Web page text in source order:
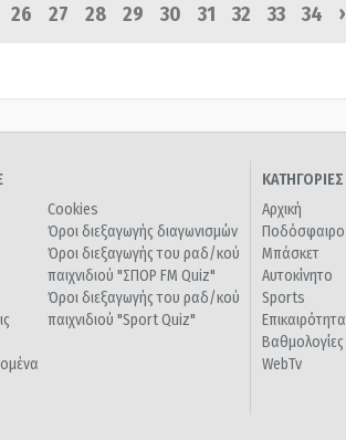
26 27 28 29 30 31 32 33 34 ›
Cookies
Όροι διεξαγωγής διαγωνισμών
Όροι διεξαγωγής του ραδ/κού
παιχνιδιού "ΣΠΟΡ FM Quiz"
Όροι διεξαγωγής του ραδ/κού
παιχνιδιού "Sport Quiz"
ΚΑΤΗΓΟΡΙΕΣ
Αρχική
Ποδόσφαιρο
Μπάσκετ
Αυτοκίνητο
Sports
Επικαιρότητα
Βαθμολογίες
WebTv